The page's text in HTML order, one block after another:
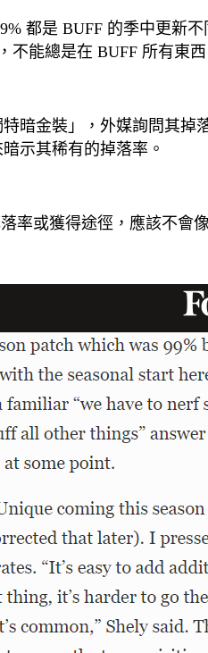
都是 BUFF 的季中更新
不能總是在 BUFF 所有東西
暗金裝」，外媒詢問其
示其稀有的掉落率。
率或獲得途徑，應該不會